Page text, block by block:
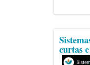
curtas